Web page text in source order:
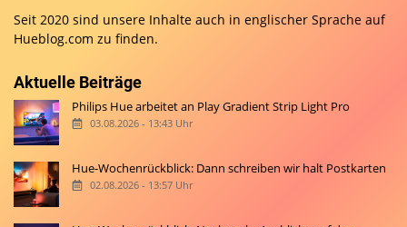
Seit 2020 sind unsere Inhalte auch in englischer Sprache auf
Hueblog.com zu finden.
Aktuelle Beiträge
Philips Hue arbeitet an Play Gradient Strip Light Pro
03.08.2026 - 13:43 Uhr
Hue-Wochenrückblick: Dann schreiben wir halt Postkarten
02.08.2026 - 13:57 Uhr